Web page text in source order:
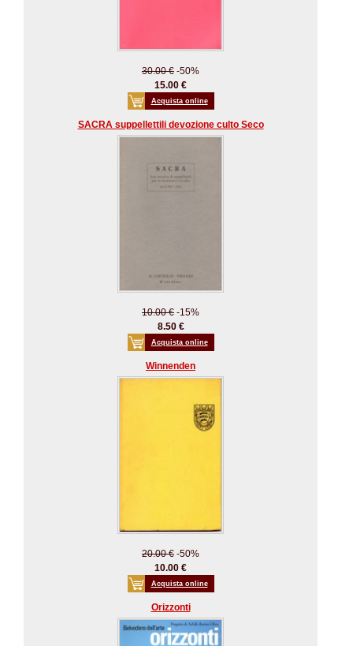
30.00 € -50%
15.00 €
Acquista online
SACRA suppellettili devozione culto Seco
10.00 € -15%
8.50 €
Acquista online
Winnenden
20.00 € -50%
10.00 €
Acquista online
Orizzonti